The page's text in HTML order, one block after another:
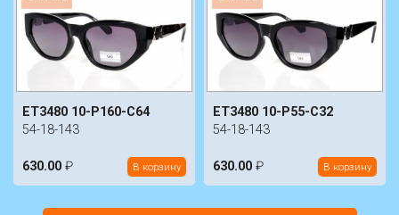
ET3480 10-P160-C64
54-18-143
630.00 ₽ В корзину
ET3480 10-P55-C32
54-18-143
630.00 ₽ В корзину